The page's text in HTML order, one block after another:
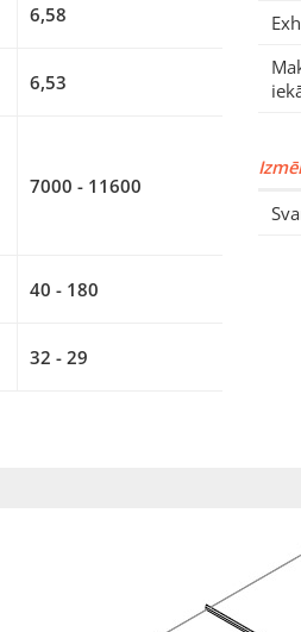
6,58
6,53
7000 - 11600
40 - 180
32 - 29